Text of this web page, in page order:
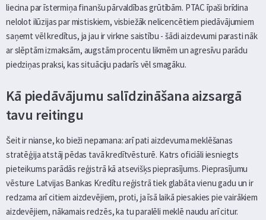
liecina par īstermiņa finanšu pārvaldības grūtībām. PTAC īpaši brīdina
nelolot ilūzijas par mistiskiem, visbiežāk nelicencētiem piedāvājumiem
saņemt vēl kredītus, ja jau ir virkne saistību - šādi aizdevumi parasti nāk
ar slēptām izmaksām, augstām procentu likmēm un agresīvu parādu
piedziņas praksi, kas situāciju padarīs vēl smagāku.
Kā piedāvājumu salīdzināšana aizsargā
tavu reitingu
Šeit ir nianse, ko bieži nepamana: arī pati aizdevuma meklēšanas
stratēģija atstāj pēdas tavā kredītvēsturē. Katrs oficiāli iesniegts
pieteikums parādās reģistrā kā atsevišķs pieprasījums. Pieprasījumu
vēsture Latvijas Bankas Kredītu reģistrā tiek glabāta vienu gadu un ir
redzama arī citiem aizdevējiem, proti, ja īsā laikā piesakies pie vairākiem
aizdevējiem, nākamais redzēs, ka tu paralēli meklē naudu arī citur.